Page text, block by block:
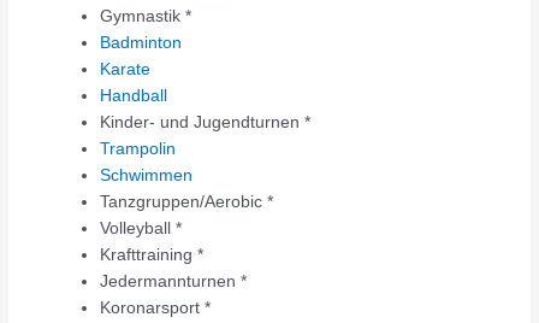
Gymnastik *
Badminton
Karate
Handball
Kinder- und Jugendturnen *
Trampolin
Schwimmen
Tanzgruppen/Aerobic *
Volleyball *
Krafttraining *
Jedermannturnen *
Koronarsport *